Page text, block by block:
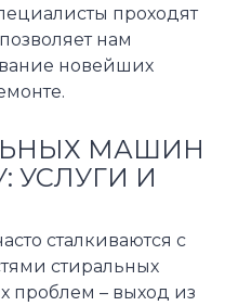
проходят
нам
новейших
МАШИН
УСЛУГИ И
сталкиваются с
стиральных
проблем – выход из